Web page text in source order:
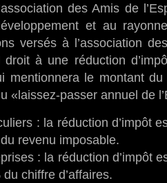
des Amis de
et au
versés à l’association
droit à une réduction
mentionnera le montant
«laissez-passer annuel de
: la réduction d’impôt
revenu imposable.
: la réduction d’impôt
chiffre d’affaires.